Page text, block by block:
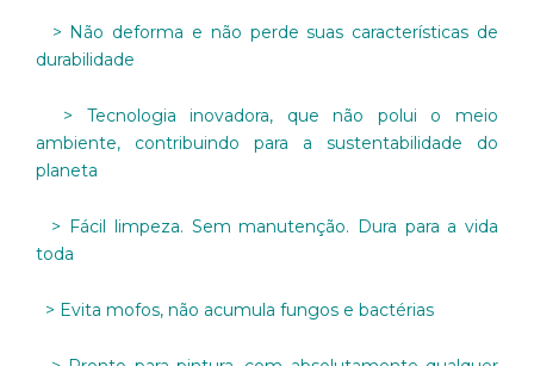
> Não deforma e não perde suas características de
durabilidade
> Tecnologia inovadora, que não polui o meio
ambiente, contribuindo para a sustentabilidade do
planeta
> Fácil limpeza. Sem manutenção. Dura para a vida
toda
> Evita mofos, não acumula fungos e bactérias